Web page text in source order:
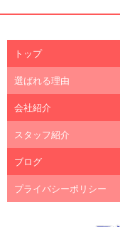
トップ
選ばれる理由
会社紹介
スタッフ紹介
ブログ
プライバシーポリシー